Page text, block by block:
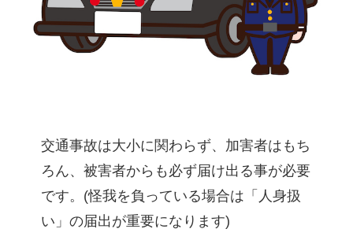
交通事故は大小に関わらず、加害者はもち
ろん、被害者からも必ず届け出る事が必要
です。(怪我を負っている場合は「人身扱
い」の届出が重要になります)